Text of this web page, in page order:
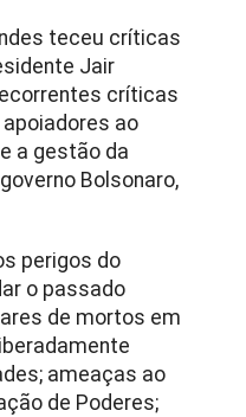
teceu críticas
Jair
críticas
ao
a gestão da
Bolsonaro,
perigos do
o passado
de mortos em
ameaças ao
de Poderes;